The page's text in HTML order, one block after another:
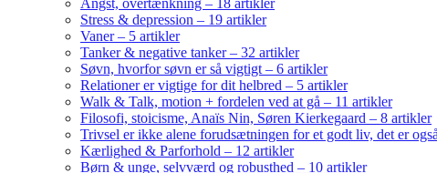
Angst, overtænkning – 18 artikler
Stress & depression – 19 artikler
Vaner – 5 artikler
Tanker & negative tanker – 32 artikler
Søvn, hvorfor søvn er så vigtigt – 6 artikler
Relationer er vigtige for dit helbred – 5 artikler
Walk & Talk, motion + fordelen ved at gå – 11 artikler
Filosofi, stoicisme, Anaïs Nin, Søren Kierkegaard – 8 artikler
Trivsel er ikke alene forudsætningen for et godt liv, det er
Kærlighed & Parforhold – 12 artikler
Børn & unge, selvværd og robusthed – 10 artikler